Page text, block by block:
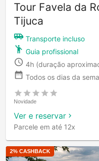
Tour Favela da
Tijuca
Transporte incluso
Guia profissional
4h (duração
Todos os dias da
Novidade
Ver e reservar
Parcele em até 12x
2% CASHBACK